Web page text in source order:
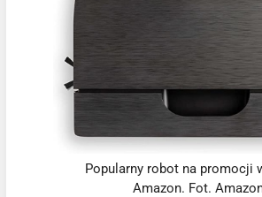
Popularny robot na promocji
Amazon. Fot.